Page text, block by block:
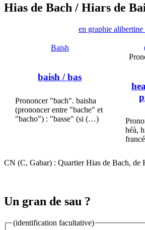
Hias de Bach / Hiars de
en graphie alibertine
Baish
baish / bas
Prononcer "bach". baisha
(prononcer entre "bache" et
"bacho") : "basse" (si (…)
héà,
CN (C, Gabar) : Quartier Hias de Bach, de
Un gran de sau ?
(identification facultative)